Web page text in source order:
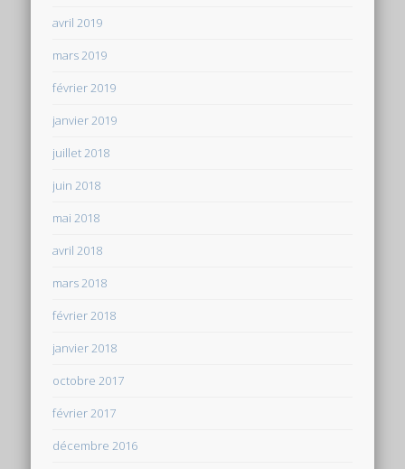
avril 2019
mars 2019
février 2019
janvier 2019
juillet 2018
juin 2018
mai 2018
avril 2018
mars 2018
février 2018
janvier 2018
octobre 2017
février 2017
décembre 2016